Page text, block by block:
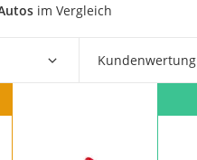
im Vergleich
Kundenwertung